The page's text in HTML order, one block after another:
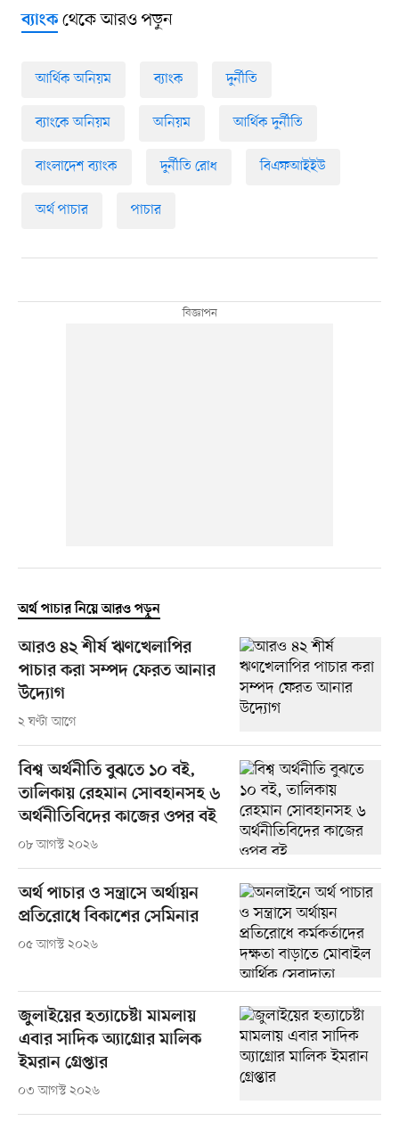
ব্যাংকথেকে আরও পড়ুন
আর্থিক অনিয়ম ব্যাংক দুর্নীতি
ব্যাংকে অনিয়ম অনিয়ম আর্থিক দুর্নীতি
বাংলাদেশ ব্যাংক দুর্নীতি রোধ বিএফআইইউ
অর্থ পাচার পাচার
অর্থ পাচার নিয়ে আরও পড়ুন
আরও ৪২ শীর্ষ ঋণখেলাপির
পাচার করা সম্পদ ফেরত আনার
উদ্যোগ
২ ঘণ্টা আগে
বিশ্ব অর্থনীতি বুঝতে ১০ বই,
তালিকায় রেহমান সোবহানসহ ৬
অর্থনীতিবিদের কাজের ওপর বই
০৮ আগস্ট ২০২৬
অর্থ পাচার ও সন্ত্রাসে অর্থায়ন
প্রতিরোধে বিকাশের সেমিনার
০৫ আগস্ট ২০২৬
জুলাইয়ের হত্যাচেষ্টা মামলায়
এবার সাদিক অ্যাগ্রোর মালিক
ইমরান গ্রেপ্তার
০৩ আগস্ট ২০২৬